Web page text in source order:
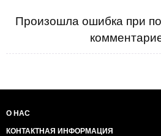
Произошла ошибка при
О НАС
КОНТАКТНАЯ ИНФОРМАЦИЯ